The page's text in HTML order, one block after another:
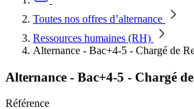
Toutes nos offres d’alternance
Ressources humaines (RH)
Alternance - Bac+4-5 - Chargé de
Alternance - Bac+4-5 - Chargé
Référence